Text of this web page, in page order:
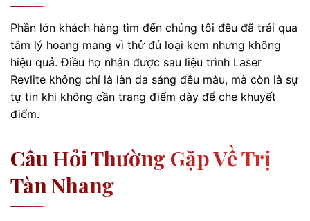
Phần lớn khách hàng tìm đến chúng tôi đều đã trải qua
tâm lý hoang mang vì thử đủ loại kem nhưng không
hiệu quả. Điều họ nhận được sau liệu trình Laser
Revlite không chỉ là làn da sáng đều màu, mà còn là sự
tự tin khi không cần trang điểm dày để che khuyết
điểm.
Câu Hỏi Thường Gặp Về Trị
Tàn Nhang